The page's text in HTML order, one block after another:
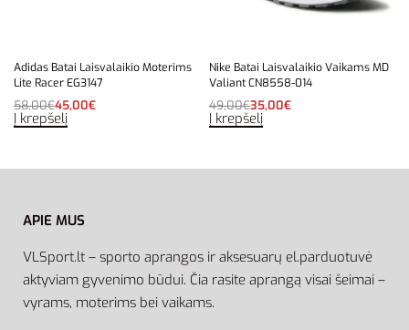
Adidas Batai Laisvalaikio Moterims
Lite Racer EG3147
58,00€45,00€
Į krepšelį
Nike Batai Laisvalaikio Vaikams MD
Valiant CN8558-014
49,00€35,00€
Į krepšelį
APIE MUS
VLSport.lt – sporto aprangos ir aksesuarų el.parduotuvė
aktyviam gyvenimo būdui. Čia rasite aprangą visai šeimai –
vyrams, moterims bei vaikams.